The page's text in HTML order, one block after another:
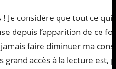
Je considère que tout ce
depuis l’apparition de ce
faire diminuer ma
grand accès à la lecture est,